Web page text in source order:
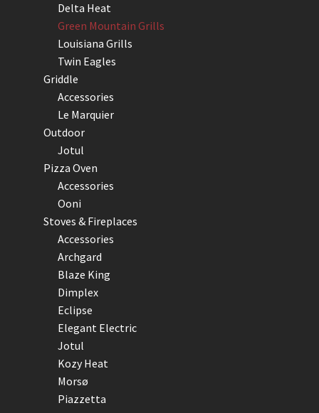
Delta Heat
Green Mountain Grills
Louisiana Grills
Twin Eagles
Griddle
Accessories
Le Marquier
Outdoor
Jotul
Pizza Oven
Accessories
Ooni
Stoves & Fireplaces
Accessories
Archgard
Blaze King
Dimplex
Eclipse
Elegant Electric
Jotul
Kozy Heat
Morsø
Piazzetta